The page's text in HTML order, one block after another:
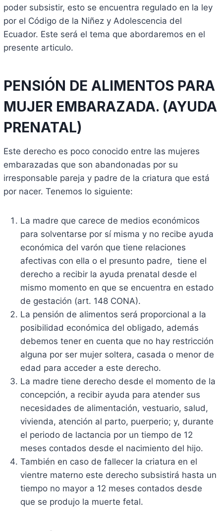
poder subsistir, esto se encuentra regulado en la ley
por el Código de la Niñez y Adolescencia del
Ecuador. Este será el tema que abordaremos en el
presente articulo.
PENSIÓN DE ALIMENTOS PARA
MUJER EMBARAZADA. (AYUDA
PRENATAL)
Este derecho es poco conocido entre las mujeres
embarazadas que son abandonadas por su
irresponsable pareja y padre de la criatura que está
por nacer. Tenemos lo siguiente:
La madre que carece de medios económicos
para solventarse por sí misma y no recibe ayuda
económica del varón que tiene relaciones
afectivas con ella o el presunto padre, tiene el
derecho a recibir la ayuda prenatal desde el
mismo momento en que se encuentra en estado
de gestación (art. 148 CONA).
La pensión de alimentos será proporcional a la
posibilidad económica del obligado, además
debemos tener en cuenta que no hay restricción
alguna por ser mujer soltera, casada o menor de
edad para acceder a este derecho.
La madre tiene derecho desde el momento de la
concepción, a recibir ayuda para atender sus
necesidades de alimentación, vestuario, salud,
vivienda, atención al parto, puerperio; y, durante
el periodo de lactancia por un tiempo de 12
meses contados desde el nacimiento del hijo.
También en caso de fallecer la criatura en el
vientre materno este derecho subsistirá hasta un
tiempo no mayor a 12 meses contados desde
que se produjo la muerte fetal.